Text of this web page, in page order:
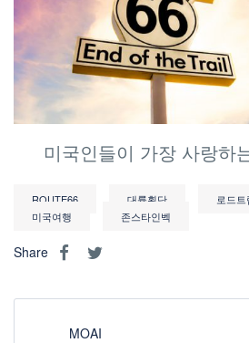
미국인들이 가장 사랑하
ROUTE66 대륙횡단 로드트
미국여행
존스타인벡
Share
MOAI